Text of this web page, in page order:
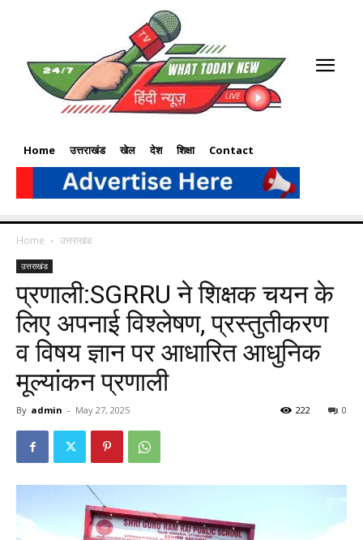
Home उत्तराखंड खेल देश शिक्षा Contact
Home उत्तराखंड
उत्तराखंड
प्रणाली:SGRRU ने शिक्षक चयन के
लिए अपनाई विश्लेषण, प्रस्तुतीकरण
व विषय ज्ञान पर आधारित आधुनिक
मूल्यांकन प्रणाली
By admin - May 27, 2025 0
222